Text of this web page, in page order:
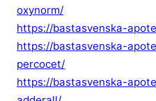
oxynorm/
https://bastasvenska-
https://bastasvenska-
percocet/
https://bastasvenska-